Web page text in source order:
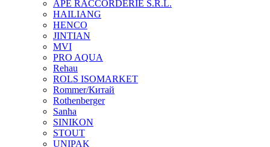
APE RACCORDERIE S.R.L.
HAILIANG
HENCO
JINTIAN
MVI
PRO AQUA
Rehau
ROLS ISOMARKET
Rommer/Китай
Rothenberger
Sanha
SINIKON
STOUT
UNIPAK